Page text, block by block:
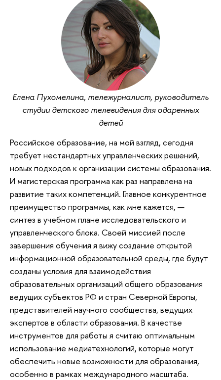
Елена Пухомелина, тележурналист, руководитель
студии детского телевидения для одаренных
детей
Российское образование, на мой взгляд, сегодня
требует нестандартных управленческих решений,
новых подходов к организации системы образования.
И магистерская программа как раз направлена на
развитие таких компетенций. Главное конкурентное
преимущество программы, как мне кажется, —
синтез в учебном плане исследовательского и
управленческого блока. Своей миссией после
завершения обучения я вижу создание открытой
информационной образовательной среды, где будут
созданы условия для взаимодействия
образовательных организаций общего образования
ведущих субъектов РФ и стран Северной Европы,
представителей научного сообщества, ведущих
экспертов в области образования. В качестве
инструментов для работы я считаю оптимальным
использование медиатехнологий, которые могут
обеспечить новые возможности для образования,
особенно в рамках международного масштаба.